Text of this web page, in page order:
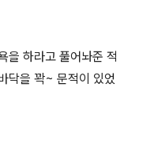
을 하라고 풀어놔준 적
닥을 꽉~ 문적이 있었